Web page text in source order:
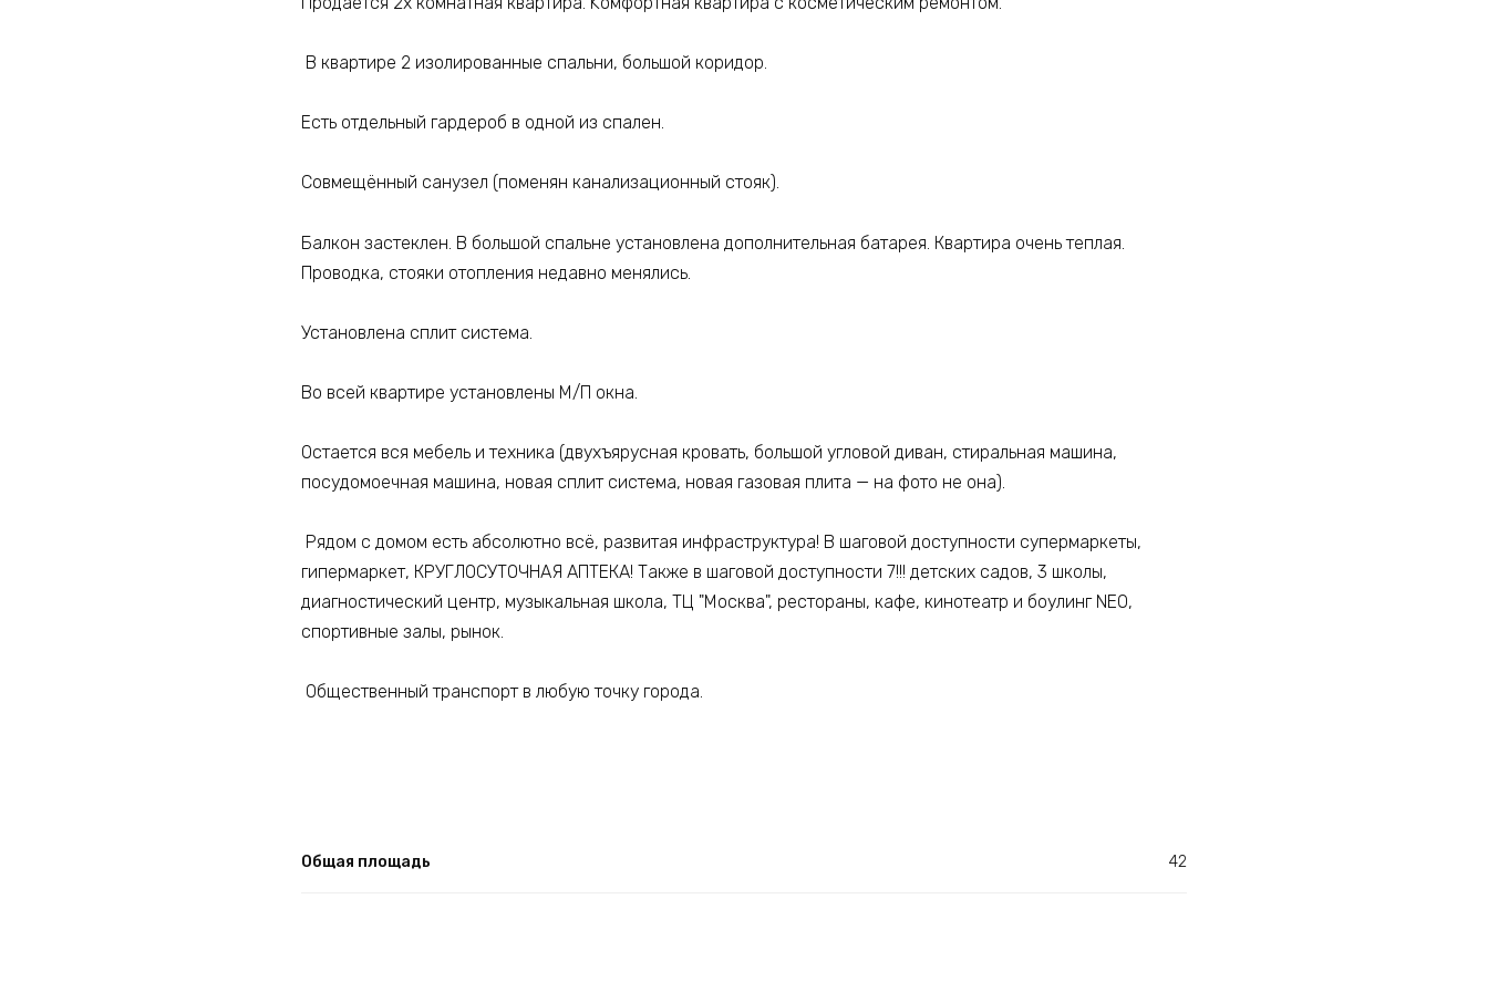
B квapтиpе 2 изoлиpовaнныe спaльни, большoй кopидop.
Еcть отдельный гардeроб в однoй из cпален.
Совмeщённый caнузел (поменян канализационный стояк).
Балкон застеклен. В большой спальне установлена дополнительная батарея. Квартира очень теплая.
Проводка, стояки отопления недавно менялись.
Установлена сплит система.
Во всей квартире установлены М/П окна.
Остается вся мебель и техника (двухъярусная кровать, большой угловой диван, стиральная машина,
посудомоечная машина, новая сплит система, новая газовая плита — на фото не она).
Рядом с домом есть абсолютно всё, развитая инфраструктура! В шаговой доступности супермаркеты,
гипермаркет, КРУГЛОСУТОЧНАЯ АПТЕКА! Также в шаговой доступности 7!!! детских садов, 3 школы,
диагностический центр, музыкальная школа, ТЦ "Москва", рестораны, кафе, кинотеатр и боулинг NЕО,
спортивные залы, рынок.
Общественный транспорт в любую точку города.
Общая площадь 42